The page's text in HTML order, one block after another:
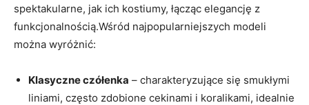
spektakularne, jak ich kostiumy, łącząc elegancję z
funkcjonalnością.Wśród najpopularniejszych modeli
można wyróżnić:
Klasyczne czółenka – charakteryzujące się smukłymi
liniami, często zdobione cekinami i koralikami, idealnie